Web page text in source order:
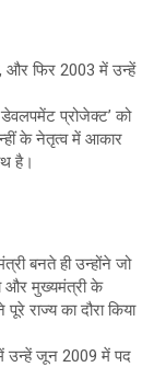
और फिर 2003 में उन्हें
प्रोजेक्ट’ को
के नेतृत्व में आकार
है।
बनते ही उन्होंने जो
और मुख्यमंत्री के
राज्य का दौरा किया
में उन्हें जून 2009 में पद